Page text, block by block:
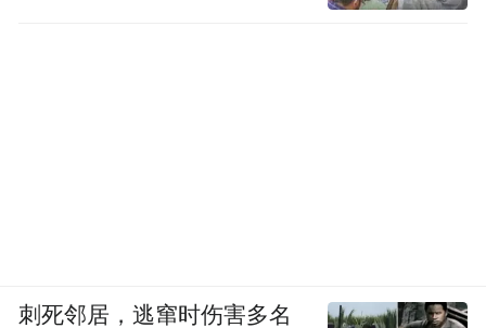
刺死邻居，逃窜时伤害多名